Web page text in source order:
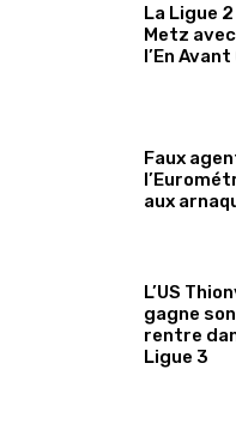
La Ligue
Metz
l’En
Faux
aux
L’US
gagne
rentre
Ligue 3